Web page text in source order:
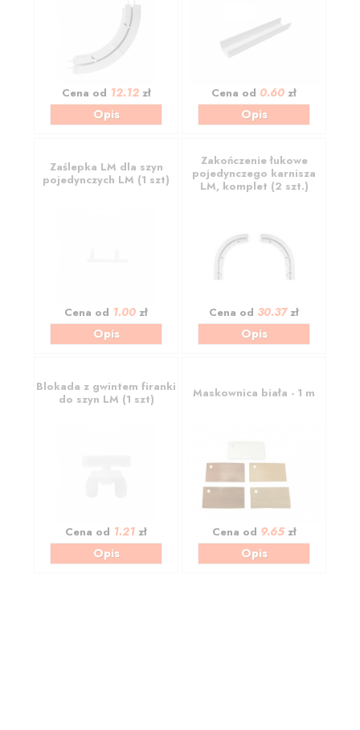
Cena od 12.12zł
Opis
Cena od 0.60 zł
Opis
Zaślepka LM dla szyn
pojedynczych LM (1 szt)
Cena od 1.00 zł
Opis
Zakończenie łukowe
pojedynczego karnisza
LM, komplet (2 szt.)
Cena od 30.37zł
Opis
Blokada z gwintem firanki
do szyn LM (1 szt)
Cena od 1.21 zł
Opis
Maskownica biała - 1 m
Cena od 9.65zł
Opis